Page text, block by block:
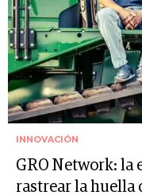
INNOVACIÓN
GRO Network: la
rastrear la huella